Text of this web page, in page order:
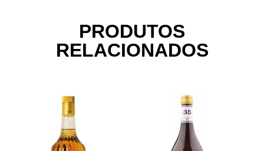
PRODUTOS
RELACIONADOS